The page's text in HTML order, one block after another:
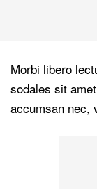
Morbi libero
sodales sit
accumsan nec,